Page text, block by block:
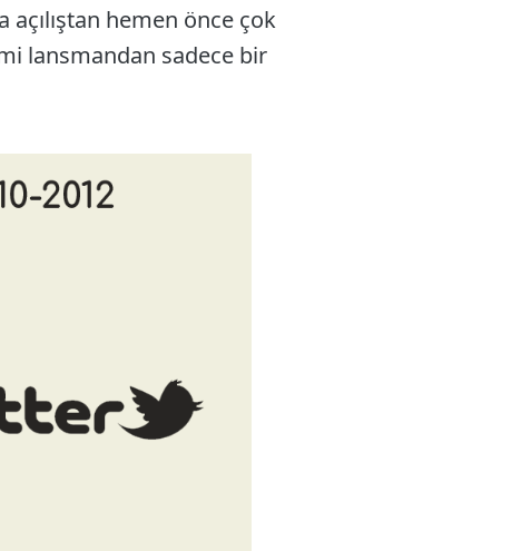
açılıştan hemen önce çok
lansmandan sadece bir